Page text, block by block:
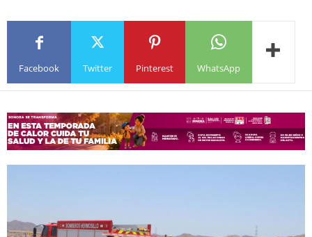
Facebook Twitter Pinterest WhatsApp